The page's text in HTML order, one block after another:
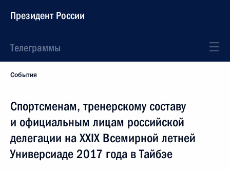
Президент России
Телеграммы
События
Спортсменам, тренерскому составу
и официальным лицам российской
делегации на XXIX Всемирной летней
Универсиаде 2017 года в Тайбэе